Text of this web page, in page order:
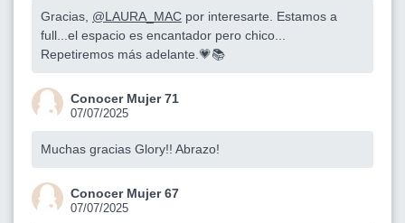
Gracias, @LAURA_MAC por interesarte. Estamos a
full...el espacio es encantador pero chico...
Repetiremos más adelante.💗📚
Conocer Mujer 71
07/07/2025
Muchas gracias Glory!! Abrazo!
Conocer Mujer 67
07/07/2025